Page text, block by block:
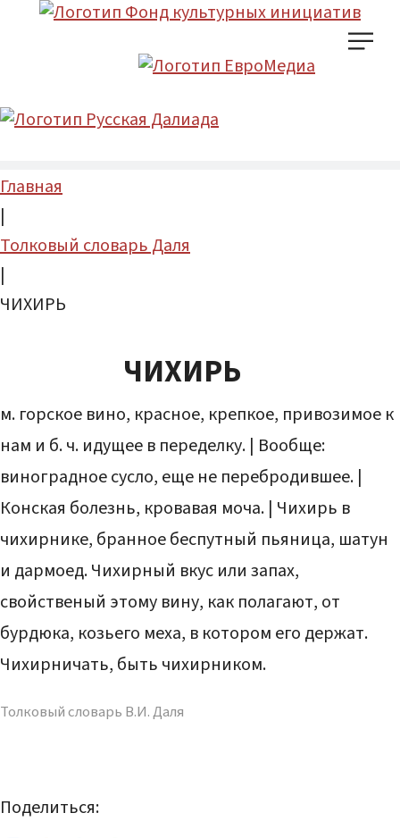
Главная
|
Толковый словарь Даля
|
ЧИХИРЬ
ЧИХИРЬ
м. горское вино, красное, крепкое, привозимое к
нам и б. ч. идущее в переделку. | Вообще:
виноградное сусло, еще не перебродившее. |
Конская болезнь, кровавая моча. | Чихирь в
чихирнике, бранное беспутный пьяница, шатун
и дармоед. Чихирный вкус или запах,
свойственый этому вину, как полагают, от
бурдюка, козьего меха, в котором его держат.
Чихирничать, быть чихирником.
Толковый словарь В.И. Даля
Поделиться: